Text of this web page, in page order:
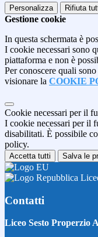
Personalizza Rifiuta
Gestione cookie
In questa schermata è
I cookie necessari sono
piattaforma e non è
Per conoscere quali
visionare la COOKIE
Cookie necessari per il
I cookie necessari per il
disabilitati. È possibile
policy.
Accetta tutti Salva le
Contatti
Liceo Sesto Properzio